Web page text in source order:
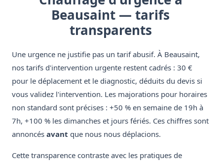
Beausaint — tarifs
transparents
Une urgence ne justifie pas un tarif abusif. À Beausaint,
nos tarifs d'intervention urgente restent cadrés : 30 €
pour le déplacement et le diagnostic, déduits du devis si
vous validez l'intervention. Les majorations pour horaires
non standard sont précises : +50 % en semaine de 19h à
7h, +100 % les dimanches et jours fériés. Ces chiffres sont
annoncés avant que nous nous déplacions.
Cette transparence contraste avec les pratiques de